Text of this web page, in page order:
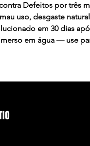
Defeitos por três
uso, desgaste
em 30 dias
em água — use